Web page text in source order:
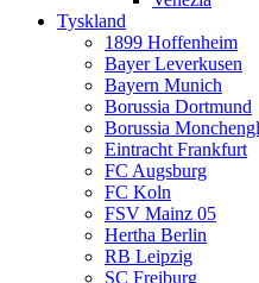
Tyskland
1899 Hoffenheim
Bayer Leverkusen
Bayern Munich
Borussia Dortmund
Borussia
Eintracht Frankfurt
FC Augsburg
FC Koln
FSV Mainz 05
Hertha Berlin
RB Leipzig
SC Freiburg